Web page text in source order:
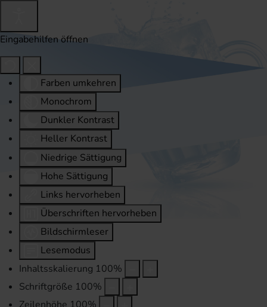
Eingabehilfen öffnen
Farben umkehren
Monochrom
Dunkler Kontrast
Heller Kontrast
Niedrige Sättigung
Hohe Sättigung
Links hervorheben
Überschriften hervorheben
Bildschirmleser
Lesemodus
Inhaltsskalierung 100%
Schriftgröße 100%